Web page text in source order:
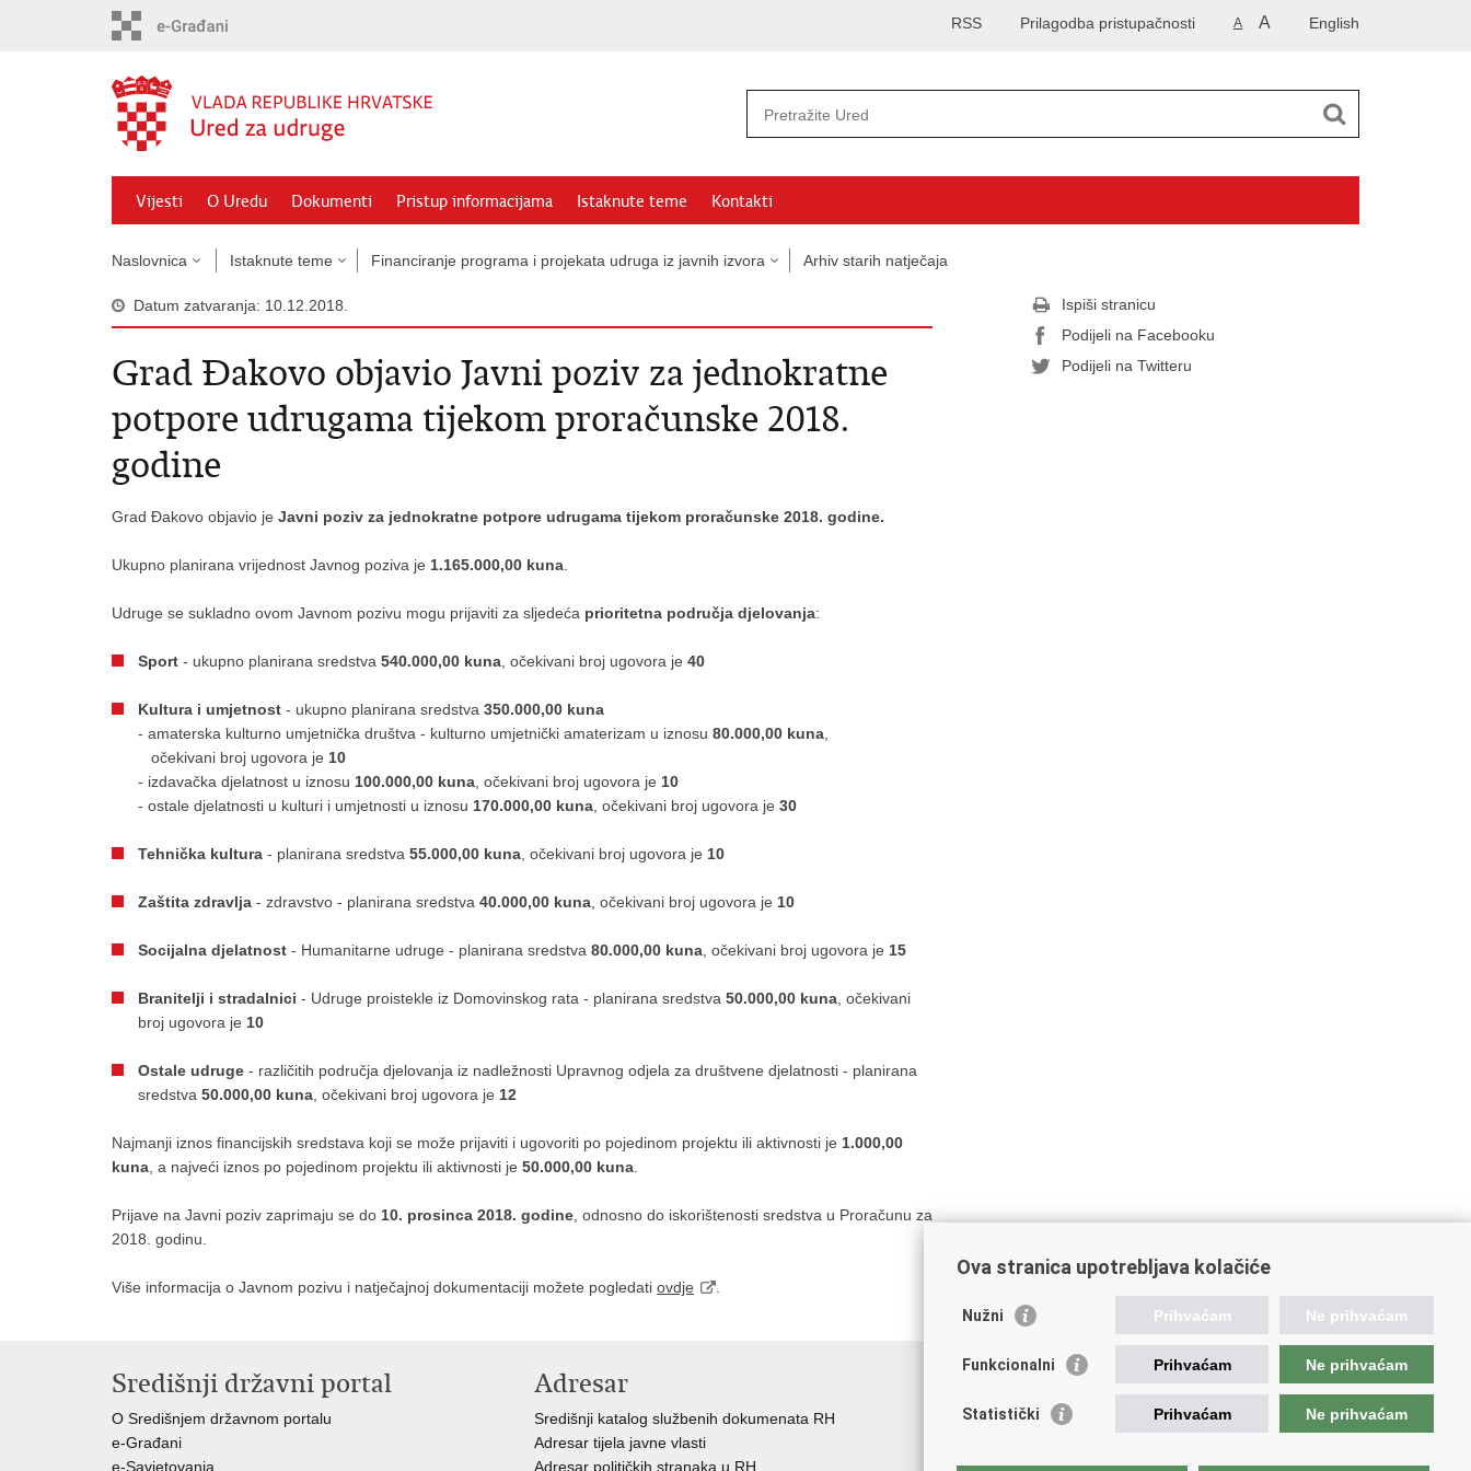
English
A A
Prilagodba pristupačnosti
RSS
Vijesti O Uredu Dokumenti Pristup informacijama Istaknute teme Kontakti
Naslovnica Istaknute teme Financiranje programa i projekata udruga iz javnih izvora Arhiv starih natječaja
Datum zatvaranja: 10.12.2018.
Grad Đakovo objavio Javni poziv za jednokratne
potpore udrugama tijekom proračunske 2018.
godine
Grad Đakovo objavio je Javni poziv za jednokratne potpore udrugama tijekom proračunske 2018. godine.
Ukupno planirana vrijednost Javnog poziva je 1.165.000,00 kuna
Udruge se sukladno ovom Javnom pozivu mogu prijaviti za sljedeća prioritetna područja djelovanja:
Sport - ukupno planirana sredstva 540.000,00 kuna , očekivani broj ugovora je 40
Kultura i umjetnost - ukupno planirana sredstva 350.000,00 kuna
- amaterska kulturno umjetnička društva - kulturno umjetnički amaterizam u iznosu 80.000,00 kuna
očekivani broj ugovora je 10
- izdavačka djelatnost u iznosu 100.000,00 kuna , očekivani broj ugovora je 10
- ostale djelatnosti u kulturi i umjetnosti u iznosu 170.000,00 kuna , očekivani broj ugovora je 30
Tehnička kultura - planirana sredstva 55.000,00 kuna , očekivani broj ugovora je 10
Zaštita zdravlja - zdravstvo - planirana sredstva 40.000,00 kuna , očekivani broj ugovora je 10
Socijalna djelatnost - Humanitarne udruge - planirana sredstva 80.000,00 kuna , očekivani broj ugovora je 15
Branitelji i stradalnici - Udruge proistekle iz Domovinskog rata - planirana sredstva 50.000,00 kuna , očekivani
broj ugovora je 10
Ostale udruge - različitih područja djelovanja iz nadležnosti Upravnog odjela za društvene djelatnosti - planirana
sredstva 50.000,00 kuna , očekivani broj ugovora je 12
Najmanji iznos financijskih sredstava koji se može prijaviti i ugovoriti po pojedinom projektu ili aktivnosti je 1.000,00
kuna , a najveći iznos po pojedinom projektu ili aktivnosti je 50.000,00 kuna
Prijave na Javni poziv zaprimaju se do 10. prosinca 2018. godine , odnosno do iskorištenosti sredstva u Proračunu za
2018. godinu.
Više informacija o Javnom pozivu i natječajnoj dokumentaciji možete pogledati ovdje
Ispiši stranicu
Podijeli na Facebooku
Podijeli na Twitteru
Središnji državni portal
O Središnjem državnom portalu
e-Građani
e-Savjetovanja
Adresar
Središnji katalog službenih dokumenata RH
Adresar tijela javne vlasti
Adresar političkih stranaka u RH
Važne poveznice
Vlada Republike Hrvatske
Registar neprofitnih organizacija
Ova stranica upotrebljava kolačiće
Nužni Prihvaćam Ne prihvaćam
Funkcionalni Prihvaćam Ne prihvaćam
Statistički Prihvaćam Ne prihvaćam